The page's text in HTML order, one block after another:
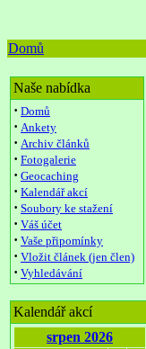
Domů
Naše nabídka
· Domů
· Ankety
· Archiv článků
· Fotogalerie
· Geocaching
· Kalendář akcí
· Soubory ke stažení
· Váš účet
· Vaše připomínky
· Vložit článek (jen člen)
· Vyhledávání
Kalendář akcí
srpen 2026